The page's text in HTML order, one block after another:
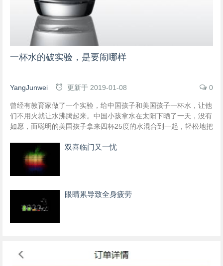
一杯水的破实验，是要闹哪样
YangJunwei 更新于 2019-01-08 0
曾经有教育家做了一个实验，给中国孩子和美国孩子一杯水，让他
们不用火就让水沸腾起来。中国小孩拿水在太阳下晒了一天，没有
如愿，而聪明的美国孩子拿来四杯25度的水混合到一起，轻松地把
有创新意识的大科学家。双喜临门又一忧
眼睛累导致全身疲劳